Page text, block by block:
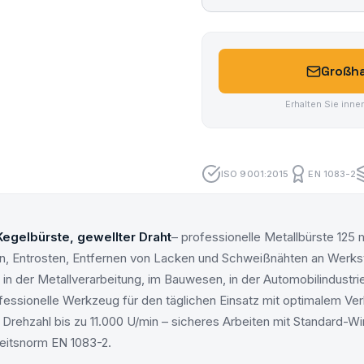
Erhalten Sie
ISO 9001:2015 EN 1083-2
gewellter Draht– professionelle Metallbürste 125
Entrosten, Entfernen von Lacken und Schweißnähten an
der Metallverarbeitung, im Bauwesen, in der
Werkzeug für den täglichen Einsatz mit optimalem
bis zu 11.000 U/min – sicheres Arbeiten mit Standard-
EN 1083-2.